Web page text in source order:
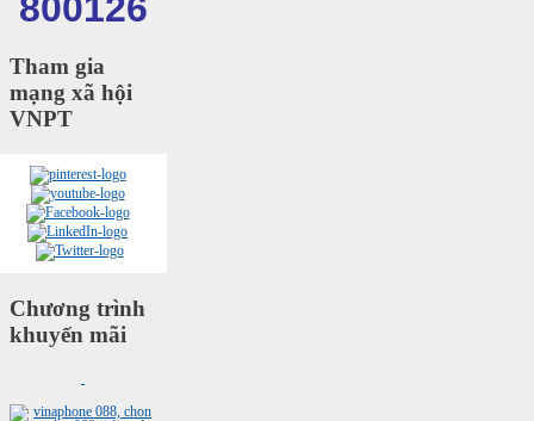
Tham gia
mạng xã hội
VNPT
Chương trình
khuyến mãi